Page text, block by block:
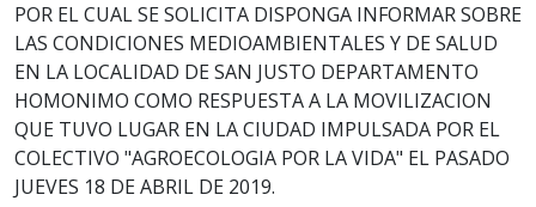
POR EL CUAL SE SOLICITA DISPONGA INFORMAR SOBRE
LAS CONDICIONES MEDIOAMBIENTALES Y DE SALUD
EN LA LOCALIDAD DE SAN JUSTO DEPARTAMENTO
HOMONIMO COMO RESPUESTA A LA MOVILIZACION
QUE TUVO LUGAR EN LA CIUDAD IMPULSADA POR EL
COLECTIVO "AGROECOLOGIA POR LA VIDA" EL PASADO
JUEVES 18 DE ABRIL DE 2019.